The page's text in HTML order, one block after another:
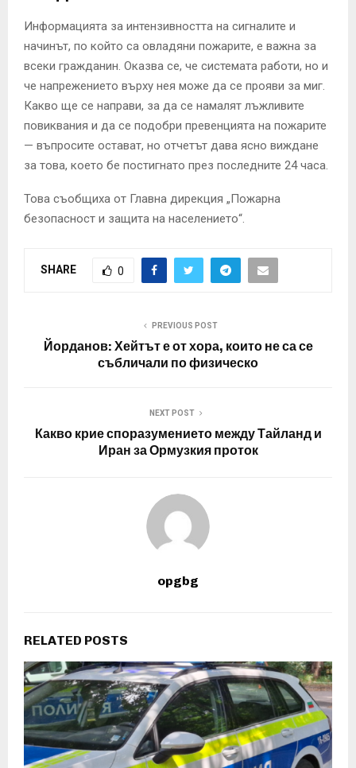
Информацията за интензивността на сигналите и
начинът, по който са овладяни пожарите, е важна за
всеки гражданин. Оказва се, че системата работи, но и
че напрежението върху нея може да се прояви за миг.
Какво ще се направи, за да се намалят лъжливите
повиквания и да се подобри превенцията на пожарите
— въпросите остават, но отчетът дава ясно виждане
за това, което бе постигнато през последните 24 часа.
Това съобщиха от Главна дирекция „Пожарна
безопасност и защита на населението“.
SHARE 0
PREVIOUS POST
Йорданов: Хейтът е от хора, които не са се
събличали по физическо
NEXT POST
Какво крие споразумението между Тайланд и
Иран за Ормузкия проток
opgbg
RELATED POSTS